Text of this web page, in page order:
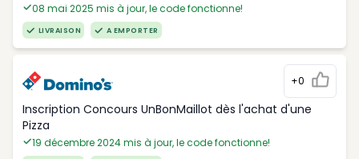
08 mai 2025 mis à jour, le code fonctionne!
LIVRAISON A EMPORTER
+0
Inscription Concours UnBonMaillot dès l'achat d'une
Pizza
19 décembre 2024 mis à jour, le code fonctionne!